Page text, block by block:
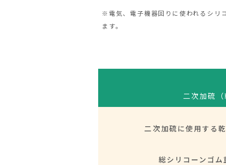
※電気、電子機器回りに使われるシリ
ます。
二次加硫
二次加硫に使用する
総シリコーンゴム